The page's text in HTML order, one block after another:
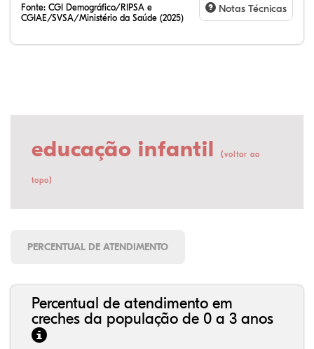
Fonte: CGI Demográfico/RIPSA e
CGIAE/SVSA/Ministério da Saúde (2025)
Notas Técnicas
educação infantil (voltar ao
topo)
PERCENTUAL DE ATENDIMENTO
Percentual de atendimento em
creches da população de 0 a 3 anos